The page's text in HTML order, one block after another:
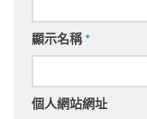
顯示名稱*
個人網站網址